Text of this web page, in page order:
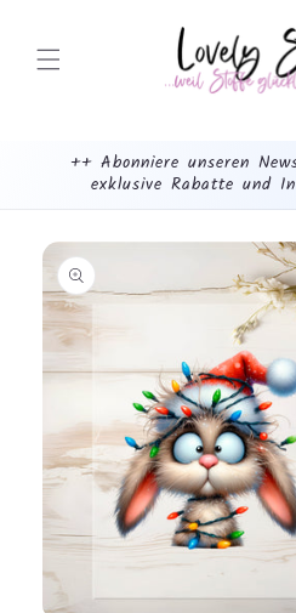
Inhalt
++ Abonniere unseren
exklusive Rabatte und
mehr
dazu...